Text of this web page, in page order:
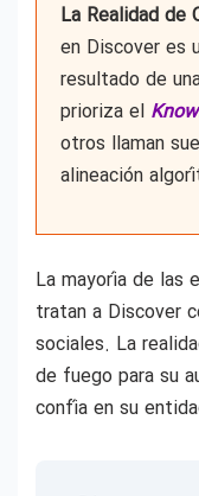
La Realidad de
en Discover es
resultado de
prioriza el
otros llaman
alineación
La mayoría de las
tratan a Discover
sociales. La
de fuego para su
confía en su